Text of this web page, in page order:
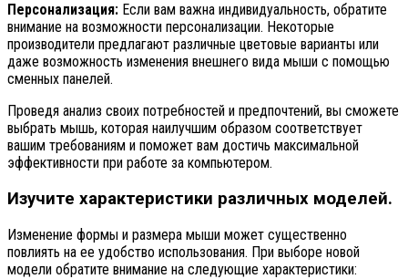
Персонализация: Если вам важна индивидуальность, обратите
внимание на возможности персонализации. Некоторые
производители предлагают различные цветовые варианты или
даже возможность изменения внешнего вида мыши с помощью
сменных панелей.
Проведя анализ своих потребностей и предпочтений, вы сможете
выбрать мышь, которая наилучшим образом соответствует
вашим требованиям и поможет вам достичь максимальной
эффективности при работе за компьютером.
Изучите характеристики различных моделей.
Изменение формы и размера мыши может существенно
повлиять на ее удобство использования. При выборе новой
модели обратите внимание на следующие характеристики: